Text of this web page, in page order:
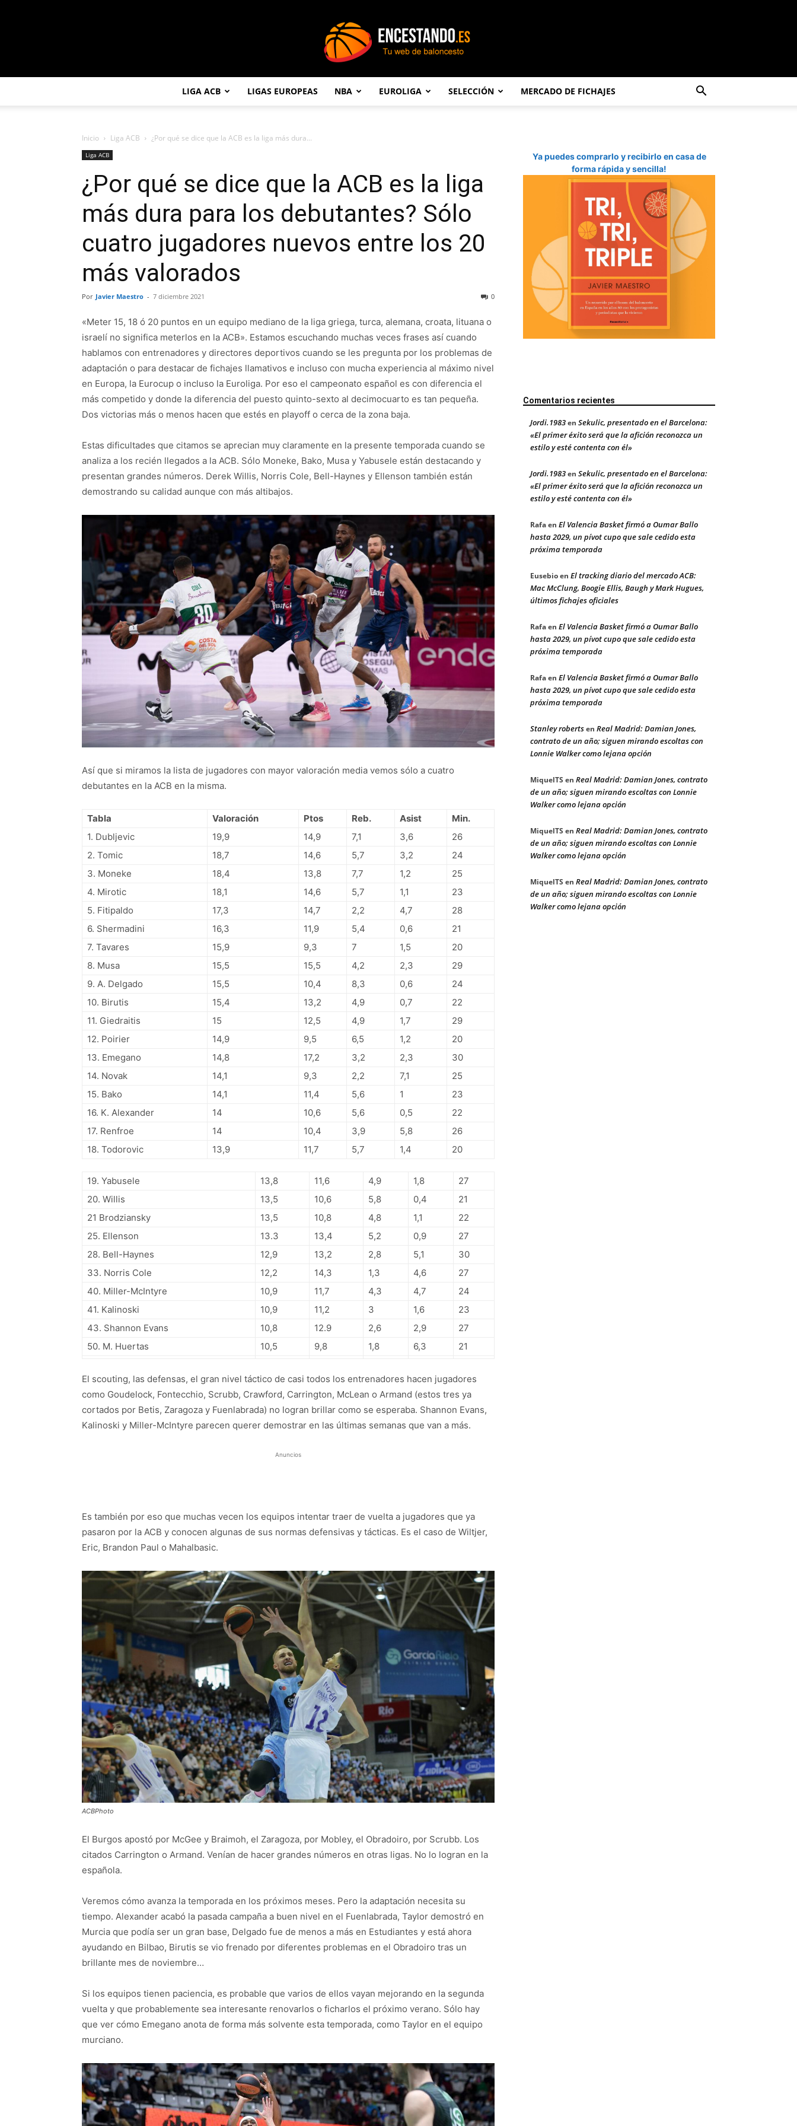
LIGA ACB LIGAS EUROPEAS NBA EUROLIGA SELECCIÓN MERCADO DE FICHAJES
Inicio Liga ACB ¿Por qué se dice que la ACB es la liga más dura...
Liga ACB
¿Por qué se dice que la ACB es la liga
más dura para los debutantes? Sólo
cuatro jugadores nuevos entre los 20
más valorados
Por Javier Maestro - 7 diciembre 2021 0
«Meter 15, 18 ó 20 puntos en un equipo mediano de la liga griega, turca, alemana, croata, lituana o
israelí no significa meterlos en la ACB». Estamos escuchando muchas veces frases así cuando
hablamos con entrenadores y directores deportivos cuando se les pregunta por los problemas de
adaptación o para destacar de fichajes llamativos e incluso con mucha experiencia al máximo nivel
en Europa, la Eurocup o incluso la Euroliga. Por eso el campeonato español es con diferencia el
más competido y donde la diferencia del puesto quinto-sexto al decimocuarto es tan pequeña.
Dos victorias más o menos hacen que estés en playoff o cerca de la zona baja.
Estas dificultades que citamos se aprecian muy claramente en la presente temporada cuando se
analiza a los recién llegados a la ACB. Sólo Moneke, Bako, Musa y Yabusele están destacando y
presentan grandes números. Derek Willis, Norris Cole, Bell-Haynes y Ellenson también están
demostrando su calidad aunque con más altibajos.
Así que si miramos la lista de jugadores con mayor valoración media vemos sólo a cuatro
debutantes en la ACB en la misma.
Tabla Valoración Ptos Reb. Asist
Min.
1. Dubljevic
19,9 14,9 7,1 3,6
26
2. Tomic
18,7 14,6 5,7 3,2
24
3. Moneke
18,4 13,8 7,7 1,2
25
4. Mirotic
18,1 14,6 5,7 1,1
23
5. Fitipaldo
17,3 14,7 2,2 4,7
28
6. Shermadini
16,3 11,9 5,4 0,6
21
7. Tavares
15,9 9,3 7 1,5
20
8. Musa
15,5 15,5 4,2 2,3
29
9. A. Delgado
15,5 10,4 8,3 0,6
24
10. Birutis
15,4 13,2 4,9 0,7
22
11. Giedraitis
15 12,5 4,9 1,7
29
12. Poirier
14,9 9,5 6,5 1,2
20
13. Emegano
14,8 17,2 3,2 2,3
30
14. Novak
14,1 9,3 2,2 7,1
25
15. Bako
14,1 11,4 5,6 1
23
16. K. Alexander
14 10,6 5,6 0,5
22
17. Renfroe
14 10,4 3,9 5,8
26
18. Todorovic
13,9 11,7 5,7 1,4 20
19. Yabusele 13,8 11,6 4,9 1,8
27
20. Willis
13,5 10,6 5,8 0,4
21
21 Brodziansky
13,5 10,8 4,8 1,1
22
25. Ellenson
13.3 13,4 5,2 0,9
27
28. Bell-Haynes
12,9 13,2 2,8 5,1
30
33. Norris Cole
12,2 14,3 1,3 4,6
27
40. Miller-McIntyre
10,9 11,7 4,3 4,7
24
41. Kalinoski
10,9 11,2 3 1,6
23
43. Shannon Evans
10,8 12.9 2,6 2,9
27
50. M. Huertas
10,5 9,8 1,8 6,3 21
El scouting, las defensas, el gran nivel táctico de casi todos los entrenadores hacen jugadores
como Goudelock, Fontecchio, Scrubb, Crawford, Carrington, McLean o Armand (estos tres ya
cortados por Betis, Zaragoza y Fuenlabrada) no logran brillar como se esperaba. Shannon Evans,
Kalinoski y Miller-McIntyre parecen querer demostrar en las últimas semanas que van a más.
Anuncios
Es también por eso que muchas vecen los equipos intentar traer de vuelta a jugadores que ya
pasaron por la ACB y conocen algunas de sus normas defensivas y tácticas. Es el caso de Wiltjer,
Eric, Brandon Paul o Mahalbasic.
ACBPhoto
El Burgos apostó por McGee y Braimoh, el Zaragoza, por Mobley, el Obradoiro, por Scrubb. Los
citados Carrington o Armand. Venían de hacer grandes números en otras ligas. No lo logran en la
española.
Veremos cómo avanza la temporada en los próximos meses. Pero la adaptación necesita su
tiempo. Alexander acabó la pasada campaña a buen nivel en el Fuenlabrada, Taylor demostró en
Murcia que podía ser un gran base, Delgado fue de menos a más en Estudiantes y está ahora
ayudando en Bilbao, Birutis se vio frenado por diferentes problemas en el Obradoiro tras un
brillante mes de noviembre…
Si los equipos tienen paciencia, es probable que varios de ellos vayan mejorando en la segunda
vuelta y que probablemente sea interesante renovarlos o ficharlos el próximo verano. Sólo hay
que ver cómo Emegano anota de forma más solvente esta temporada, como Taylor en el equipo
murciano.
Ya puedes comprarlo y recibirlo en casa de
forma rápida y sencilla!
Comentarios recientes
Jordi.1983en Sekulic, presentado en el Barcelona:
«El primer éxito será que la afición reconozca un
estilo y esté contenta con él»
Jordi.1983en Sekulic, presentado en el Barcelona:
«El primer éxito será que la afición reconozca un
estilo y esté contenta con él»
Rafaen El Valencia Basket firmó a Oumar Ballo
hasta 2029, un pívot cupo que sale cedido esta
próxima temporada
Eusebioen El tracking diario del mercado ACB:
Mac McClung, Boogie Ellis, Baugh y Mark Hugues,
últimos fichajes oficiales
Rafaen El Valencia Basket firmó a Oumar Ballo
hasta 2029, un pívot cupo que sale cedido esta
próxima temporada
Rafaen El Valencia Basket firmó a Oumar Ballo
hasta 2029, un pívot cupo que sale cedido esta
próxima temporada
Stanley robertsen Real Madrid: Damian Jones,
contrato de un año; siguen mirando escoltas con
Lonnie Walker como lejana opción
MiquelTS en Real Madrid: Damian Jones, contrato
de un año; siguen mirando escoltas con Lonnie
Walker como lejana opción
MiquelTS en Real Madrid: Damian Jones, contrato
de un año; siguen mirando escoltas con Lonnie
Walker como lejana opción
MiquelTS en Real Madrid: Damian Jones, contrato
de un año; siguen mirando escoltas con Lonnie
Walker como lejana opción